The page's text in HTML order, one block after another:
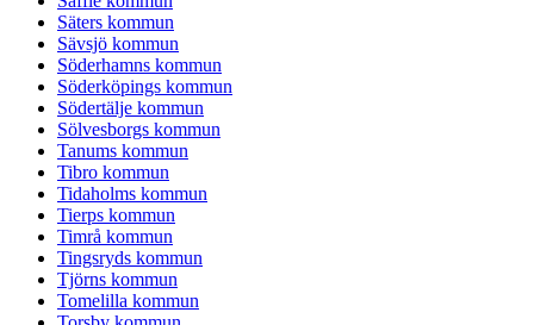
Säters kommun
Sävsjö kommun
Söderhamns kommun
Söderköpings kommun
Södertälje kommun
Sölvesborgs kommun
Tanums kommun
Tibro kommun
Tidaholms kommun
Tierps kommun
Timrå kommun
Tingsryds kommun
Tjörns kommun
Tomelilla kommun